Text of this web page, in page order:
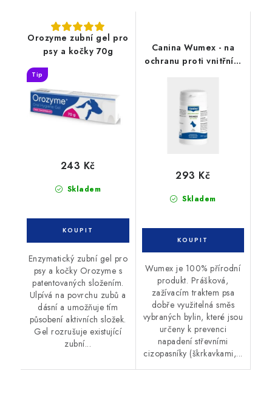
Orozyme zubní gel pro
psy a kočky 70g
Tip
Skladem
243 Kč
Enzymatický zubní gel pro
psy a kočky Orozyme s
patentovaných složením.
Ulpívá na povrchu zubů a
dásní a umožňuje tím
působení aktivních složek.
Gel rozrušuje existující
zubní...
Canina Wumex - na
ochranu proti vnitřním
Skladem
293 Kč
Wumex je 100% přírodní
produkt. Prášková,
zažívacím traktem psa
dobře využitelná směs
vybraných bylin, které jsou
určeny k prevenci
napadení střevními
cizopasníky (škrkavkami,...